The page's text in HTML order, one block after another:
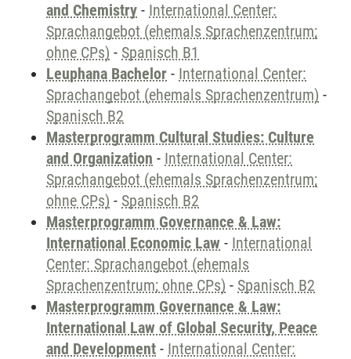
and Chemistry - International Center:
Sprachangebot (ehemals Sprachenzentrum;
ohne CPs) - Spanisch B1
Leuphana Bachelor - International Center:
Sprachangebot (ehemals Sprachenzentrum) -
Spanisch B2
Masterprogramm Cultural Studies: Culture
and Organization - International Center:
Sprachangebot (ehemals Sprachenzentrum;
ohne CPs) - Spanisch B2
Masterprogramm Governance & Law:
International Economic Law - International
Center: Sprachangebot (ehemals
Sprachenzentrum; ohne CPs) - Spanisch B2
Masterprogramm Governance & Law:
International Law of Global Security, Peace
and Development - International Center: